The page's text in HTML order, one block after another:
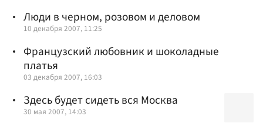
Люди в черном, розовом и деловом
10 декабря 2007, 11:25
Французский любовник и шоколадные
платья
03 декабря 2007, 16:03
Здесь будет сидеть вся Москва
30 мая 2007, 14:03